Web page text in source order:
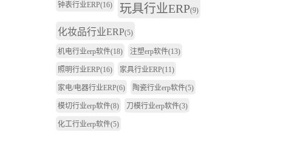
钟表行业ERP(16) 玩具行业ERP(9)
化妆品行业ERP(5)
机电行业erp软件(18) 注塑erp软件(13)
照明行业ERP(16) 家具行业ERP(11)
家电/电器行业ERP(6) 陶瓷行业erp软件(5)
模切行业erp软件(8) 刀模行业erp软件(3)
化工行业erp软件(5)